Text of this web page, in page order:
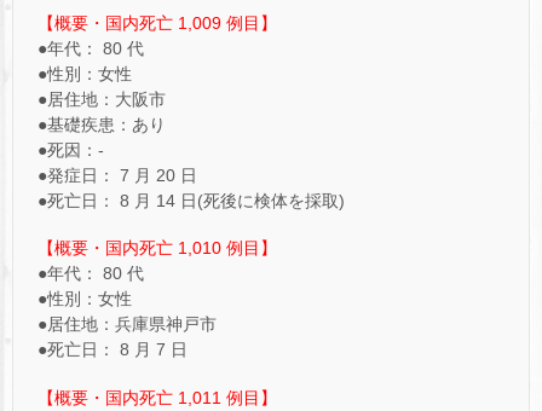
【概要・国内死亡 1,009 例目】
●年代： 80 代
●性別：女性
●居住地：大阪市
●基礎疾患：あり
●死因：-
●発症日： 7 月 20 日
●死亡日： 8 月 14 日(死後に検体を採取)
【概要・国内死亡 1,010 例目】
●年代： 80 代
●性別：女性
●居住地：兵庫県神戸市
●死亡日： 8 月 7 日
【概要・国内死亡 1,011 例目】